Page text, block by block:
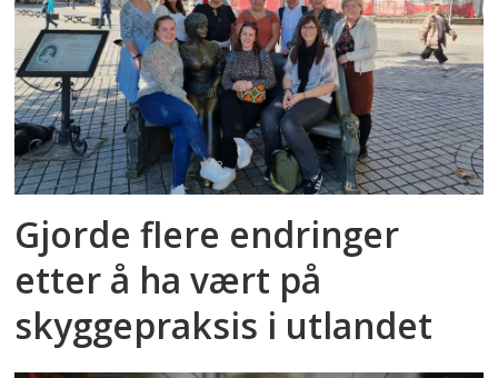
Gjorde flere endringer
etter å ha vært på
skyggepraksis i utlandet